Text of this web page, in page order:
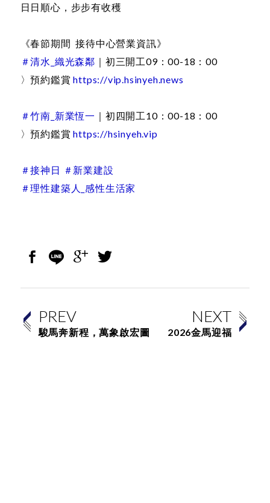
日日順心，步步有收穫
《春節期間 接待中心營業資訊》
＃清水_織光森鄰 ｜初三開工09：00-18：00
〉預約鑑賞https://vip.hsinyeh.news
＃竹南_新業恆一 ｜初四開工10：00-18：00
〉預約鑑賞https://hsinyeh.vip
＃接神日 ＃新業建設
＃理性建築人_感性生活家
PREV
駿馬奔新程，萬象啟宏圖
NEXT
2026金馬迎福